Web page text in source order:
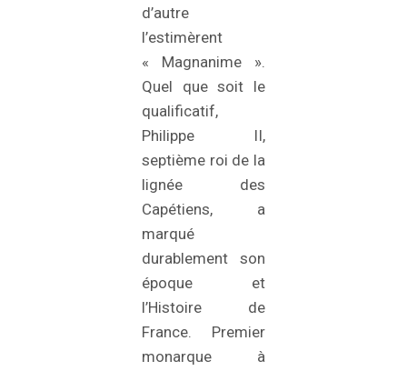
d’autre
l’estimèrent
« Magnanime ».
Quel que soit le
qualificatif,
Philippe II,
septième roi de la
lignée des
Capétiens, a
marqué
durablement son
époque et
l’Histoire de
France. Premier
monarque à